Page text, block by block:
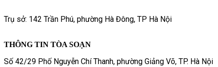
Trụ sở: 142 Trần Phú, phường Hà Đông, TP Hà Nội
THÔNG TIN TÒA SOẠN
Số 42/29 Phố Nguyễn Chí Thanh, phường Giảng Võ, TP. Hà Nội